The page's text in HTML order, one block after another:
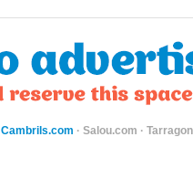
Cambrils.com · Salou.com ·